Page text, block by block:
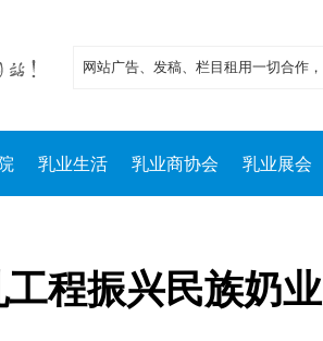
乳业生活 乳业商协会 乳业展会
程振兴民族奶业